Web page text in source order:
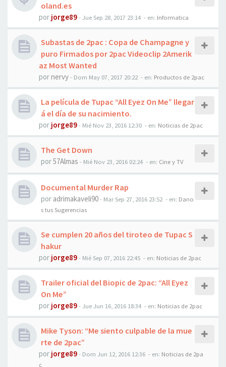
oland.es
por jorge89-Jue Sep 28, 2017 23:14 - en: Informatica
Subastas de 2pac : Copa de Champagne y
puro Firmados por 2pac Videoclip 2Amerik
az Most Wanted
pornervy- Dom May 07, 2017 20:22 - en: Productos de 2pac
La película de Tupac “All Eyez On Me” llegar
á el día de su nacimiento.
por jorge89- Mié Nov 23, 2016 12:30 - en: Noticias de 2pac
The Get Down
por57Almas - Mié Nov 23, 2016 02:24 - en: Cine y TV
Documental Murder Rap
por adrimakaveli90- Mar Sep 27, 2016 23:52 - en: Dano
s tus Sugerencias
Se cumplen 20 años del tiroteo de Tupac S
hakur
por jorge89- Mié Sep 07, 2016 22:45 - en: Noticias de 2pac
Trailer oficial del Biopic de 2pac: “All Eyez
On Me”
por jorge89-Jue Jun 16, 2016 18:34 - en: Noticias de 2pac
Mike Tyson: “Me siento culpable de la mue
rte de 2pac”
por jorge89- Dom Jun 12, 2016 12:36 - en: Noticias de 2pa
c